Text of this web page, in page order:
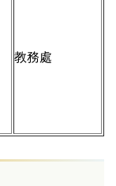
教務處